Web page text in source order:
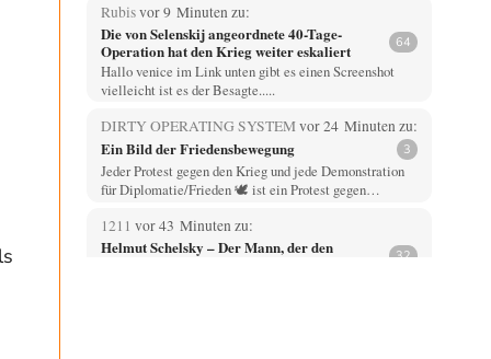
Rubisvor 9 Minuten zu:
Die von Selenskij angeordnete 40-Tage-
Operation hat den Krieg weiter eskaliert
64
Hallo venice im Link unten gibt es einen Screenshot
vielleicht ist es der Besagte.....
DIRTY OPERATING SYSTEMvor 24 Minuten zu:
Ein Bild der Friedensbewegung 3
Jeder Protest gegen den Krieg und jede Demonstration
für Diplomatie/Frieden 🕊️ ist ein Protest gegen…
1211 vor 43 Minuten zu:
Helmut Schelsky – Der Mann, der den
32